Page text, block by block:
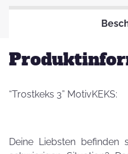
“Trostkeks 3” MotivKEKS:
Deine Liebsten befinden